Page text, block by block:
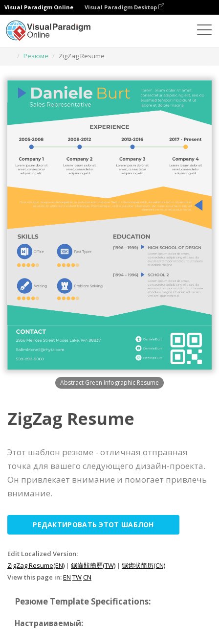
Visual Paradigm Online Visual Paradigm Desktop
Резюме
ZigZag Resume
Abstract Green Infographic Resume
ZigZag Resume
Этот шаблон резюме - отличная отправная
точка для вашего следующего дизайн-проекта.
Он привлекает внимание и помогает привлечь
внимание.
РЕДАКТИРОВАТЬ ЭТОТ ШАБЛОН
Edit Localized Version:
ZigZag Resume(EN) | 鋸齒狀簡歷(TW) | 锯齿状简历(CN)
View this page in:EN TWCN
Резюме Template Specifications:
Настраиваемый: